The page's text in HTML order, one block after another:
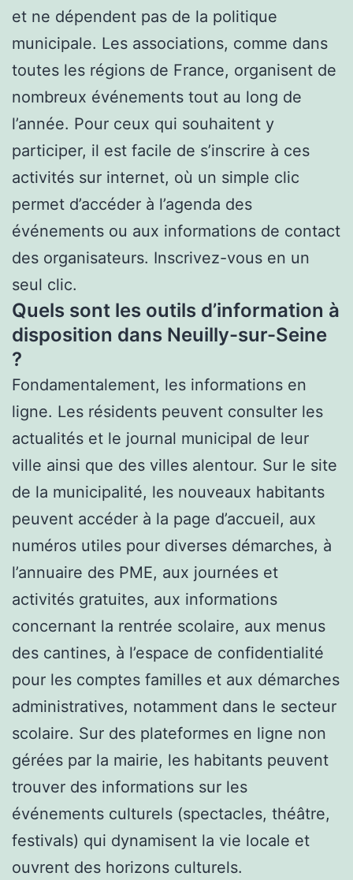
et ne dépendent pas de la politique
municipale. Les associations, comme dans
toutes les régions de France, organisent de
nombreux événements tout au long de
l’année. Pour ceux qui souhaitent y
participer, il est facile de s’inscrire à ces
activités sur internet, où un simple clic
permet d’accéder à l’agenda des
événements ou aux informations de contact
des organisateurs. Inscrivez-vous en un
seul clic.
Quels sont les outils d’information à
disposition dans Neuilly-sur-Seine
?
Fondamentalement, les informations en
ligne. Les résidents peuvent consulter les
actualités et le journal municipal de leur
ville ainsi que des villes alentour. Sur le site
de la municipalité, les nouveaux habitants
peuvent accéder à la page d’accueil, aux
numéros utiles pour diverses démarches, à
l’annuaire des PME, aux journées et
activités gratuites, aux informations
concernant la rentrée scolaire, aux menus
des cantines, à l’espace de confidentialité
pour les comptes familles et aux démarches
administratives, notamment dans le secteur
scolaire. Sur des plateformes en ligne non
gérées par la mairie, les habitants peuvent
trouver des informations sur les
événements culturels (spectacles, théâtre,
festivals) qui dynamisent la vie locale et
ouvrent des horizons culturels.